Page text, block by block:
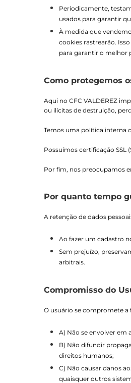
Periodicamente,
usados ​​para garantir
À medida que
cookies rastrearão.
para garantir o melhor
Como protegemos
Aqui no CFC VALDEREZ
ou ilícitas de destruição,
Temos uma política interna
Possuímos certificação SSL
Por fim, nos preocupamos
Por quanto tempo
A retenção de dados
Ao fazer um cadastro
Sem prejuízo,
arbitrais.
Compromisso do
O usuário se compromete a
A) Não se envolver em
B) Não difundir
direitos humanos;
C) Não causar danos
quaisquer outros